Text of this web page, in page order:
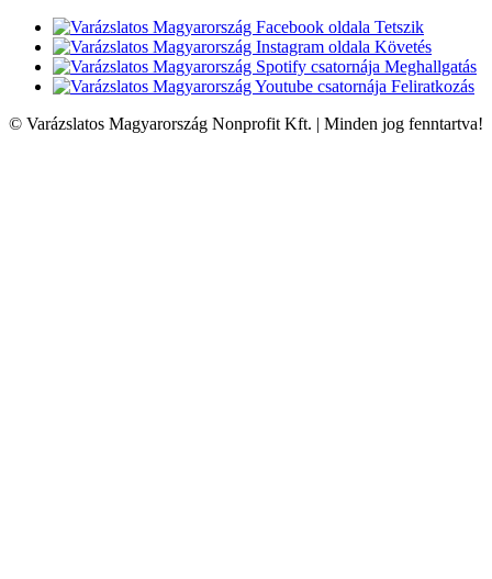
Tetszik
Követés
Meghallgatás
Feliratkozás
© Varázslatos Magyarország Nonprofit Kft. | Minden jog fenntartva!